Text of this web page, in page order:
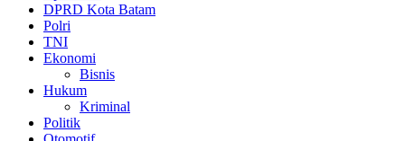
DPRD Kota Batam
Polri
TNI
Ekonomi
Bisnis
Hukum
Kriminal
Politik